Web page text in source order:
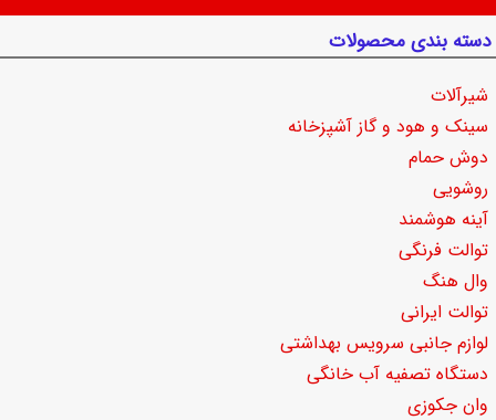
دسته بندی محصولات
شیرآلات
سینک و هود و گاز آشپزخانه
دوش حمام
روشویی
آینه هوشمند
توالت فرنگی
وال هنگ
توالت ایرانی
لوازم جانبی سرویس بهداشتی
دستگاه تصفیه آب خانگی
وان جکوزی